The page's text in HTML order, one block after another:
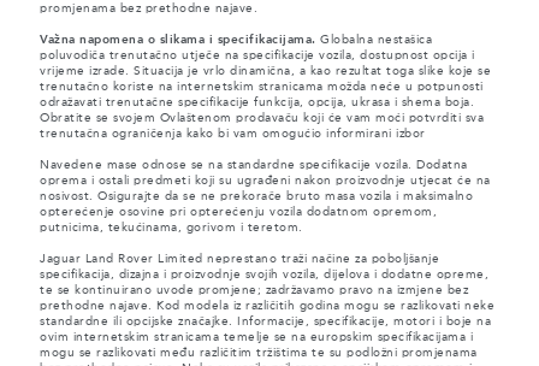
promjenama bez prethodne najave.
Važna napomena o slikama i specifikacijama. Globalna nestašica
poluvodiča trenutačno utječe na specifikacije vozila, dostupnost opcija i
vrijeme izrade. Situacija je vrlo dinamična, a kao rezultat toga slike koje se
trenutačno koriste na internetskim stranicama možda neće u potpunosti
odražavati trenutačne specifikacije funkcija, opcija, ukrasa i shema boja.
Obratite se svojem Ovlaštenom prodavaču koji će vam moći potvrditi sva
trenutačna ograničenja kako bi vam omogućio informirani izbor
Navedene mase odnose se na standardne specifikacije vozila. Dodatna
oprema i ostali predmeti koji su ugrađeni nakon proizvodnje utjecat će na
nosivost. Osigurajte da se ne prekorače bruto masa vozila i maksimalno
opterećenje osovine pri opterećenju vozila dodatnom opremom,
putnicima, tekućinama, gorivom i teretom.
Jaguar Land Rover Limited neprestano traži načine za poboljšanje
specifikacija, dizajna i proizvodnje svojih vozila, dijelova i dodatne opreme,
te se kontinuirano uvode promjene; zadržavamo pravo na izmjene bez
prethodne najave. Kod modela iz različitih godina mogu se razlikovati neke
standardne ili opcijske značajke. Informacije, specifikacije, motori i boje na
ovim internetskim stranicama temelje se na europskim specifikacijama i
mogu se razlikovati među različitim tržištima te su podložni promjenama